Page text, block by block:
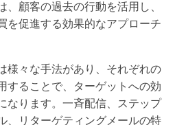
、顧客の過去の行動を活用し、
を促進する効果的なアプローチ
様々な手法があり、それぞれの
することで、ターゲットへの効
なります。一斉配信、ステップ
、リターゲティングメールの特